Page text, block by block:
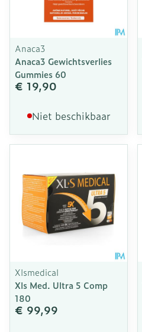
Anaca3
Anaca3 Gewichtsverlies
Gummies 60
€ 19,90
Niet beschikbaar
Xlsmedical
Xls Med. Ultra 5 Comp
180
€ 99,99